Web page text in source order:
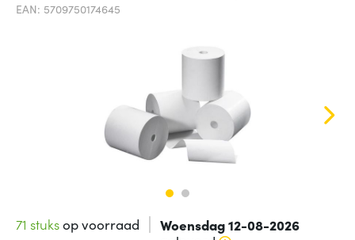
EAN: 5709750174645
71 stuksop voorraad Woensdag 12-08-2026